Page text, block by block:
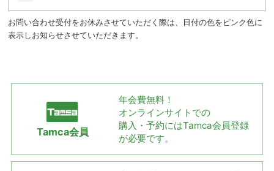
お問い合わせ受付をお休みさせていただく際は、日付の色をピンク色に
表示しお知らせさせていただきます。
Tamca会員
年会費無料！
オンラインサイトでの
購入・予約にはTamca会員登録
が必要です。